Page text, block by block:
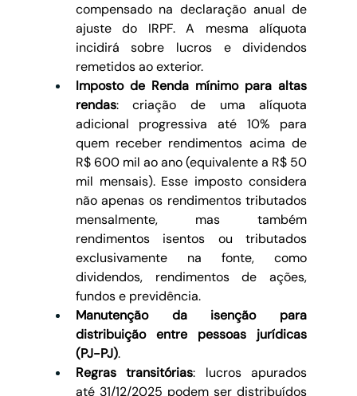
compensado na declaração anual de
ajuste do IRPF. A mesma alíquota
incidirá sobre lucros e dividendos
remetidos ao exterior.
Imposto de Renda mínimo para altas
rendas: criação de uma alíquota
adicional progressiva até 10% para
quem receber rendimentos acima de
R$ 600 mil ao ano (equivalente a R$ 50
mil mensais). Esse imposto considera
não apenas os rendimentos tributados
mensalmente, mas também
rendimentos isentos ou tributados
exclusivamente na fonte, como
dividendos, rendimentos de ações,
fundos e previdência.
Manutenção da isenção para
distribuição entre pessoas jurídicas
(PJ-PJ).
Regras transitórias: lucros apurados
até 31/12/2025 podem ser distribuídos